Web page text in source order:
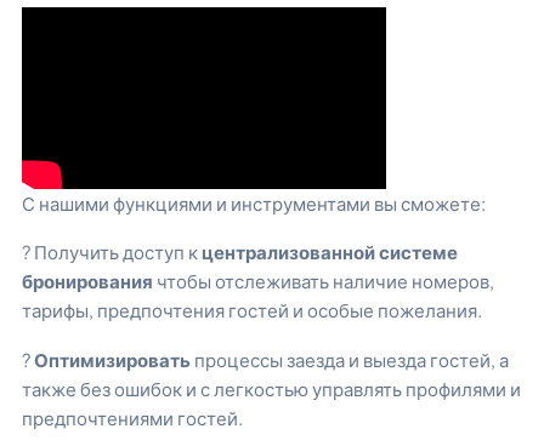
С нашими функциями и инструментами вы сможете:
? Получить доступ к централизованной системе
бронирования чтобы отслеживать наличие номеров,
тарифы, предпочтения гостей и особые пожелания.
?Оптимизировать процессы заезда и выезда гостей, а
также без ошибок и с легкостью управлять профилями и
предпочтениями гостей.